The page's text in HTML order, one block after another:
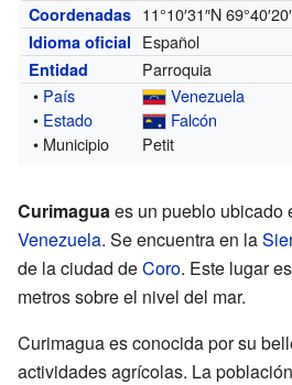
Coordenadas 11°10′31″N
Idioma oficial Español
Entidad
Parroquia
• País
Venezuela
• Estado
Falcón
• Municipio
Petit
Curimaguaes un pueblo ubicado
Venezuela. Se encuentra en la
de la ciudad deCoro. Este lugar
metros sobre el nivel del mar.
Curimagua es conocida por su
actividades agrícolas. La